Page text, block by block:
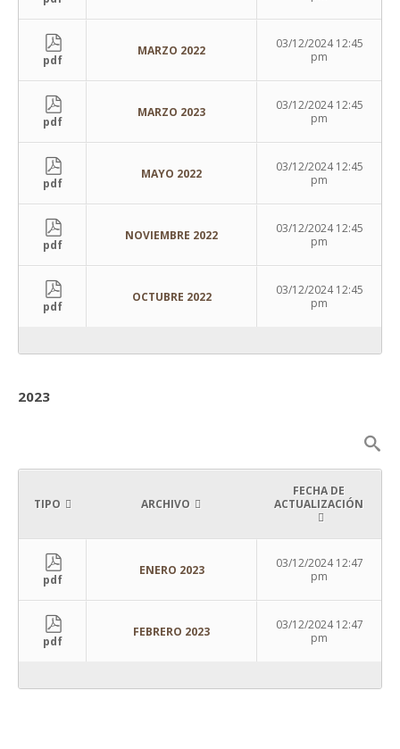
pdf
MARZO 2022
03/12/2024 12:45
pm
pdf
MARZO 2023
03/12/2024 12:45
pm
pdf
MAYO 2022
03/12/2024 12:45
pm
pdf
NOVIEMBRE 2022
03/12/2024 12:45
pm
pdf
OCTUBRE 2022
03/12/2024 12:45
pm
2023
TIPO ARCHIVO
FECHA DE
ACTUALIZACIÓN
pdf
ENERO 2023
03/12/2024 12:47
pm
pdf
FEBRERO 2023
03/12/2024 12:47
pm